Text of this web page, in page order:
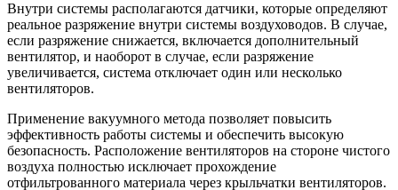
Внутри системы располагаются датчики, которые определяют
реальное разряжение внутри системы воздуховодов. В случае,
если разряжение снижается, включается дополнительный
вентилятор, и наоборот в случае, если разряжение
увеличивается, система отключает один или несколько
вентиляторов.
Применение вакуумного метода позволяет повысить
эффективность работы системы и обеспечить высокую
безопасность. Расположение вентиляторов на стороне чистого
воздуха полностью исключает прохождение
отфильтрованного материала через крыльчатки вентиляторов.